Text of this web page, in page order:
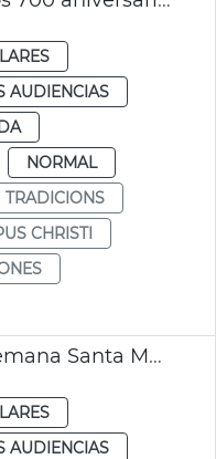
AUDIENCIAS
NORMAL
TRADICIONS
CHRISTI
Ayudas municipales Semana Santa Marinera València
AUDIENCIAS